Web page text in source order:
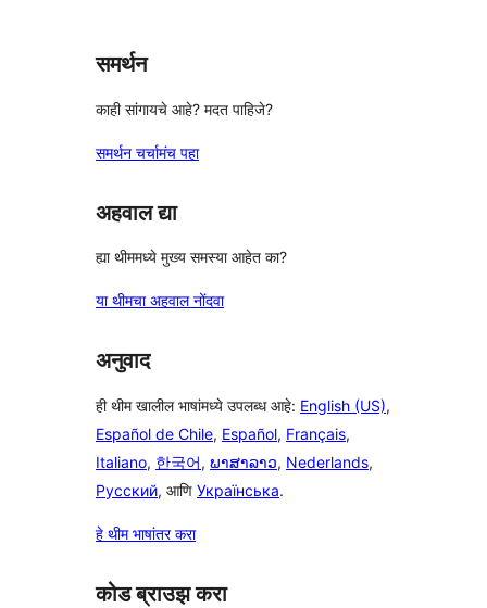
समर्थन
काही सांगायचे आहे? मदत पाहिजे?
समर्थन चर्चामंच पहा
अहवाल द्या
ह्या थीममध्ये मुख्य समस्या आहेत का?
या थीमचा अहवाल नोंदवा
अनुवाद
ही थीम खालील भाषांमध्ये उपलब्ध आहे: English (US),
Español de Chile, Español, Français,
Italiano, 한국어, ພາສາລາວ, Nederlands,
Русский, आणि Українська.
हे थीम भाषांतर करा
कोड ब्राउझ करा